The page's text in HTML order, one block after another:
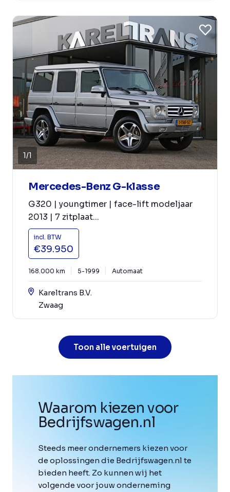
1/1
Mercedes-Benz G-klasse
G320 | youngtimer | face-lift modeljaar
2013 | 7 zitplaat...
incl. BTW
€39.950
168.000 km 5-1999 Automaat
Kareltrans B.V.
Zwaag
Toon alle voertuigen
Waarom kiezen voor
Bedrijfswagen.nl
Steeds meer ondernemers kiezen voor
de oplossingen die Bedrijfswagen.nl te
bieden heeft. Zo kunnen wij het
volgende voor jouw onderneming